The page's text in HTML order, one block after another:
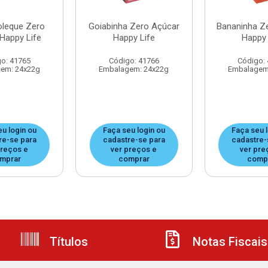
Zero
Life
41765
24x22g
login ou
se para
e
Goiabinha Zero Açúcar
Happy Life
Código: 41766
Embalagem: 24x22g
Faça seu login ou
cadastre-se para
ver preços e
comprar
Bananinha
Código:
Faça seu
ver
Títulos Notas Fiscais